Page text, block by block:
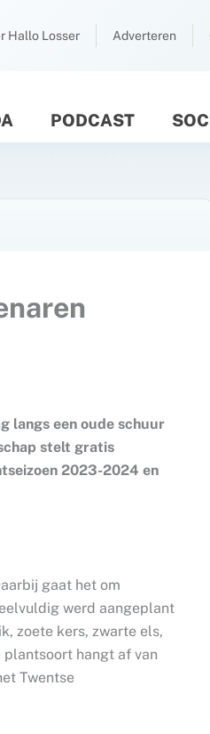
Hallo Losser Adverteren
PODCAST
langs een oude schuur
stelt gratis
2023-2024 en
gaat het om
werd aangeplant
zoete kers, zwarte els,
plantsoort hangt af van
Twentse